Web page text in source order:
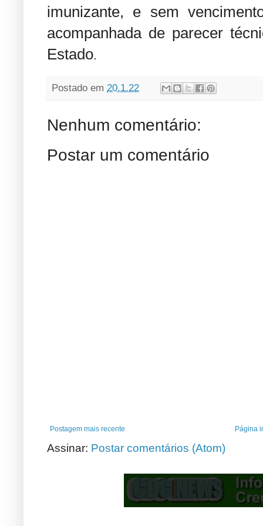
imunizante, e sem
acompanhada de parecer
Estado.
Postado em 20.1.22
Nenhum comentário:
Postar um comentário
Postagem mais recente Página
Assinar: Postar comentários (Atom)